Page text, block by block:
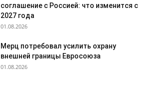
соглашение с Россией: что изменится с
2027 года
01.08.2026
Мерц потребовал усилить охрану
внешней границы Евросоюза
01.08.2026